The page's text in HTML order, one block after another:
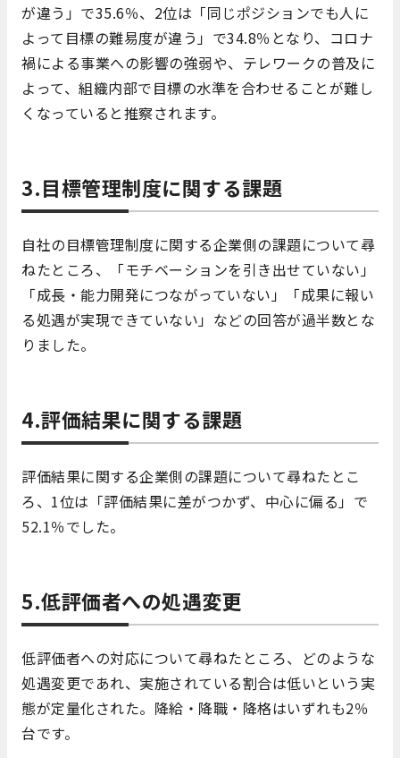
が違う」で35.6％、2位は「同じポジションでも人に
よって目標の難易度が違う」で34.8％となり、コロナ
禍による事業への影響の強弱や、テレワークの普及に
よって、組織内部で目標の水準を合わせることが難し
くなっていると推察されます。
3.目標管理制度に関する課題
自社の目標管理制度に関する企業側の課題について尋
ねたところ、「モチベーションを引き出せていない」
「成長・能力開発につながっていない」「成果に報い
る処遇が実現できていない」などの回答が過半数とな
りました。
4.評価結果に関する課題
評価結果に関する企業側の課題について尋ねたとこ
ろ、1位は「評価結果に差がつかず、中心に偏る」で
52.1％でした。
5.低評価者への処遇変更
低評価者への対応について尋ねたところ、どのような
処遇変更であれ、実施されている割合は低いという実
態が定量化された。降給・降職・降格はいずれも2％
台です。